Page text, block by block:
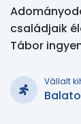
családjaik
Tábor
Vállalt